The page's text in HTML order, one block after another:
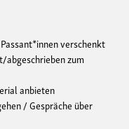
verschenkt
abgeschrieben zum
anbieten
/ Gespräche über